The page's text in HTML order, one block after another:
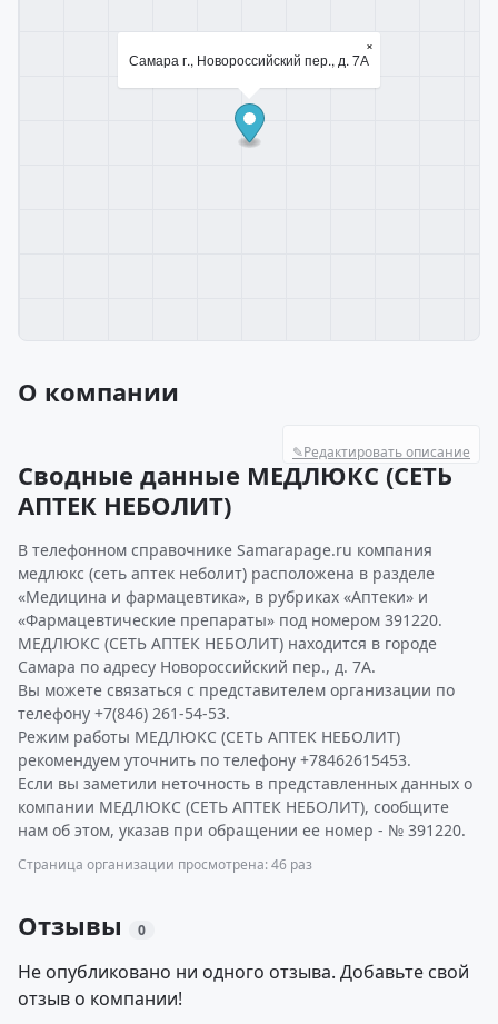
Самара г., Новороссийский пер., д. 7А
×
О компании
✎Редактировать описание
Сводные данные МЕДЛЮКС (СЕТЬ
АПТЕК НЕБОЛИТ)
В телефонном справочнике Samarapage.ru компания
медлюкс (сеть аптек неболит) расположена в разделе
«Медицина и фармацевтика», в рубриках «Аптеки» и
«Фармацевтические препараты» под номером 391220.
МЕДЛЮКС (СЕТЬ АПТЕК НЕБОЛИТ) находится в городе
Самара по адресу Новороссийский пер., д. 7А.
Вы можете связаться с представителем организации по
телефону +7(846) 261-54-53.
Режим работы МЕДЛЮКС (СЕТЬ АПТЕК НЕБОЛИТ)
рекомендуем уточнить по телефону +78462615453.
Если вы заметили неточность в представленных данных о
компании МЕДЛЮКС (СЕТЬ АПТЕК НЕБОЛИТ), сообщите
нам об этом, указав при обращении ее номер - № 391220.
Страница организации просмотрена: 46 раз
Отзывы 0
Не опубликовано ни одного отзыва. Добавьте свой
отзыв о компании!